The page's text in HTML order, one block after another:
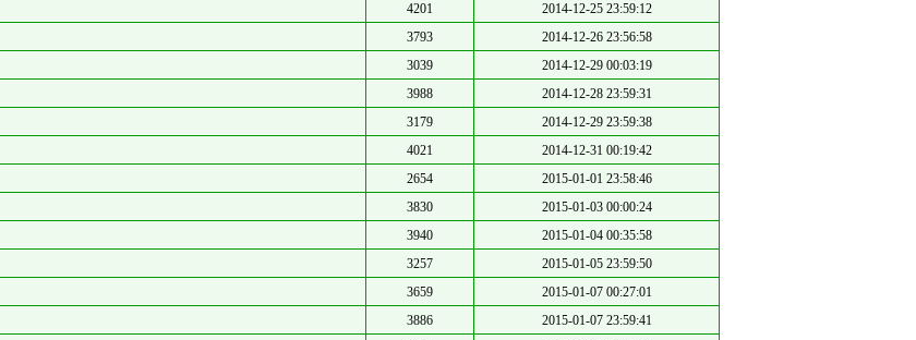
4201
2014-12-25 23:59:12
3793
2014-12-26 23:56:58
3039
2014-12-29 00:03:19
3988
2014-12-28 23:59:31
3179
2014-12-29 23:59:38
4021
2014-12-31 00:19:42
2654
2015-01-01 23:58:46
3830
2015-01-03 00:00:24
3940
2015-01-04 00:35:58
3257
2015-01-05 23:59:50
3659
2015-01-07 00:27:01
3886
2015-01-07 23:59:41